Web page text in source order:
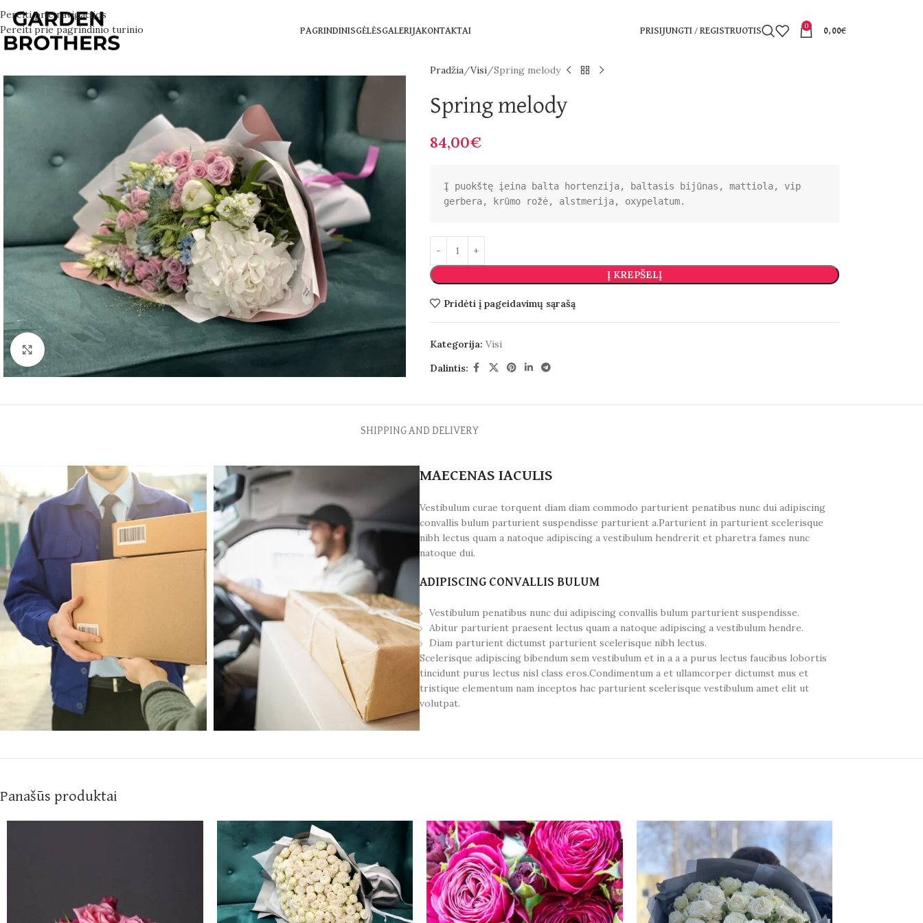
Pereiti prie navigacijos
Pereiti prie pagrindinio turinio
PAGRINDINISGĖLĖSGALERIJAKONTAKTAI PRISIJUNGTI / REGISTRUOTIS
0
0,00€
Spustelėkite norėdami padidinti
Pradžia Visi Spring melody
Spring melody
84,00€
Į puokštę įeina balta hortenzija, baltasis bijūnas, mattiola, vip
gerbera, krūmo rožė, alstmerija, oxypelatum.
Į KREPŠELĮ
Pridėti į pageidavimų sąrašą
Kategorija: Visi
Dalintis:
SHIPPING AND DELIVERY
MAECENAS IACULIS
Vestibulum curae torquent diam diam commodo parturient penatibus nunc dui adipiscing
convallis bulum parturient suspendisse parturient a.Parturient in parturient scelerisque
nibh lectus quam a natoque adipiscing a vestibulum hendrerit et pharetra fames nunc
natoque dui.
ADIPISCING CONVALLIS BULUM
Vestibulum penatibus nunc dui adipiscing convallis bulum parturient suspendisse.
Abitur parturient praesent lectus quam a natoque adipiscing a vestibulum hendre.
Diam parturient dictumst parturient scelerisque nibh lectus.
Scelerisque adipiscing bibendum sem vestibulum et in a a a purus lectus faucibus lobortis
tincidunt purus lectus nisl class eros.Condimentum a et ullamcorper dictumst mus et
tristique elementum nam inceptos hac parturient scelerisque vestibulum amet elit ut
volutpat.
Panašūs produktai